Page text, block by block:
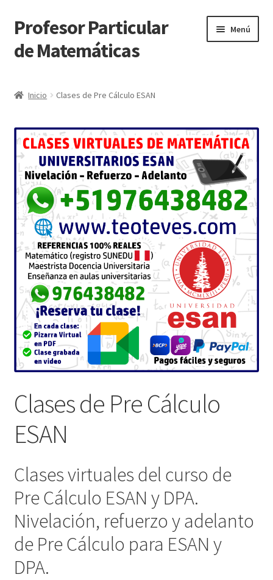
Ir
a
la
Ir
al
contenido
Profesor Particular
de Matemáticas
Menú
Inicio Clases de Pre Cálculo ESAN
Clases de Pre Cálculo
ESAN
Clases virtuales del curso de
Pre Cálculo ESAN y DPA.
Nivelación, refuerzo y adelanto
de Pre Cálculo para ESAN y
DPA.